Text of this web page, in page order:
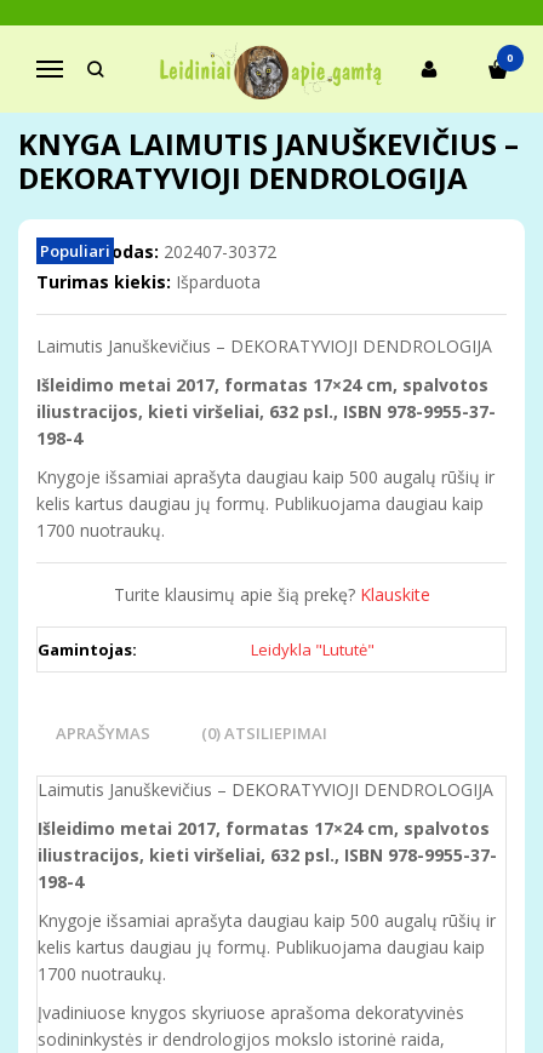
Navigacija
0
Pagrindinis Knygos
Augalų ir grybų pažinimui
Knyga Laimutis Januškevičius – Dekoratyvioji dendrologija
KNYGA LAIMUTIS JANUŠKEVIČIUS –
DEKORATYVIOJI DENDROLOGIJA
Populiari
Prekės kodas: 202407-30372
Turimas kiekis: Išparduota
Laimutis Januškevičius – DEKORATYVIOJI DENDROLOGIJA
Išleidimo metai 2017, formatas 17×24 cm, spalvotos
iliustracijos, kieti viršeliai, 632 psl., ISBN 978-9955-37-
198-4
Knygoje išsamiai aprašyta daugiau kaip 500 augalų rūšių ir
kelis kartus daugiau jų formų. Publikuojama daugiau kaip
1700 nuotraukų.
Turite klausimų apie šią prekę? Klauskite
Gamintojas: Leidykla "Lututė"
APRAŠYMAS (0) ATSILIEPIMAI
Laimutis Januškevičius – DEKORATYVIOJI DENDROLOGIJA
Išleidimo metai 2017, formatas 17×24 cm, spalvotos
iliustracijos, kieti viršeliai, 632 psl., ISBN 978-9955-37-
198-4
Knygoje išsamiai aprašyta daugiau kaip 500 augalų rūšių ir
kelis kartus daugiau jų formų. Publikuojama daugiau kaip
1700 nuotraukų.
Įvadiniuose knygos skyriuose aprašoma dekoratyvinės
sodininkystės ir dendrologijos mokslo istorinė raida,